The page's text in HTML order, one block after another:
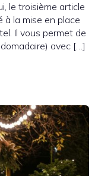
le troisième article
à la mise en place
Il vous permet de
avec […]